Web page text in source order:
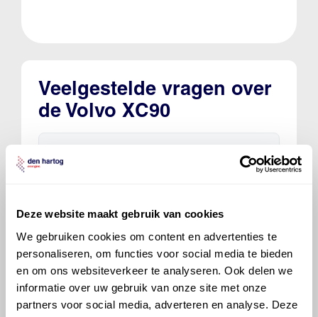
Deze website maakt gebruik van cookies
We gebruiken cookies om content en advertenties te
personaliseren, om functies voor social media te bieden
en om ons websiteverkeer te analyseren. Ook delen we
informatie over uw gebruik van onze site met onze
partners voor social media, adverteren en analyse. Deze
Veelgestelde vragen over
de Volvo XC90
voor de Volvo XC90 XC90 D5 AWD?
Hoeveel motorolie gaat er in een Volvo
Hoe vaak moet de motorolie ververst
worden bij een Volvo XC90?